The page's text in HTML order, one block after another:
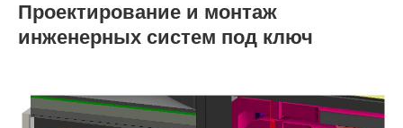
Проектирование и монтаж
инженерных систем под ключ